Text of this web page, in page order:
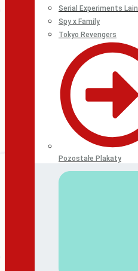
Serial Experiments Lain
Spy x Family
Tokyo Revengers
Pozostałe Plakaty